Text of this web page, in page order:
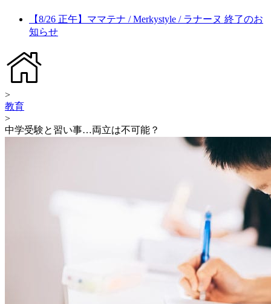
【8/26 正午】ママテナ / Merkystyle / ラナーヌ 終了のお
知らせ
>
教育
>
中学受験と習い事…両立は不可能？